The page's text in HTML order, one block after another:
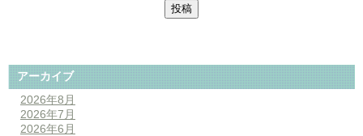
アーカイブ
2026年8月
2026年7月
2026年6月